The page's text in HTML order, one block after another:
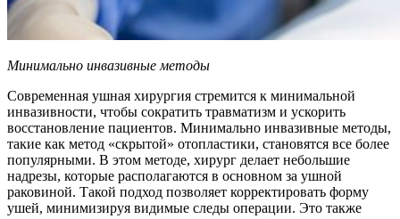
Минимально инвазивные методы
Современная ушная хирургия стремится к минимальной
инвазивности, чтобы сократить травматизм и ускорить
восстановление пациентов. Минимально инвазивные методы,
такие как метод «скрытой» отопластики, становятся все более
популярными. В этом методе, хирург делает небольшие
надрезы, которые располагаются в основном за ушной
раковиной. Такой подход позволяет корректировать форму
ушей, минимизируя видимые следы операции. Это также